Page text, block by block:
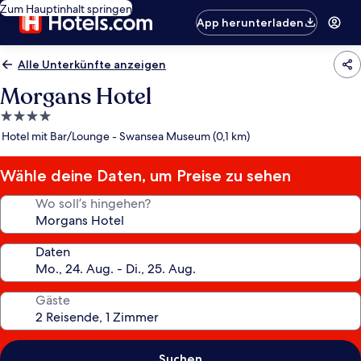
Zum Hauptinhalt springen
App herunterladen
Alle Unterkünfte anzeigen
Morgans Hotel
4.0-
Sterne-
Hotel mit Bar/Lounge - Swansea Museum (0,1 km)
Wähle deine Daten, um Preise zu sehen
Wo soll’s hingehen?
Daten
Gäste